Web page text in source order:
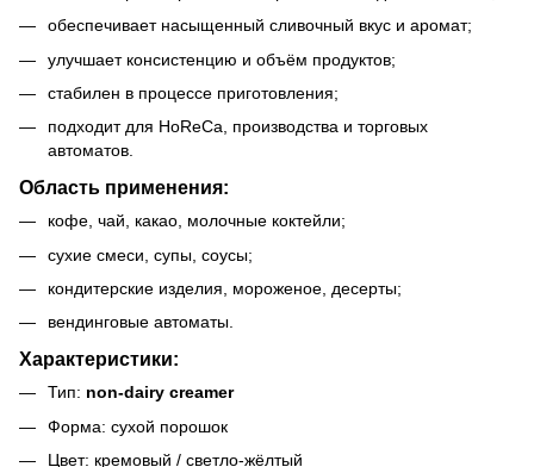
обеспечивает насыщенный сливочный вкус и аромат;
улучшает консистенцию и объём продуктов;
стабилен в процессе приготовления;
подходит для HoReCa, производства и торговых
автоматов.
Область применения:
кофе, чай, какао, молочные коктейли;
сухие смеси, супы, соусы;
кондитерские изделия, мороженое, десерты;
вендинговые автоматы.
Характеристики:
Тип: non-dairy creamer
Форма: сухой порошок
Цвет: кремовый / светло-жёлтый